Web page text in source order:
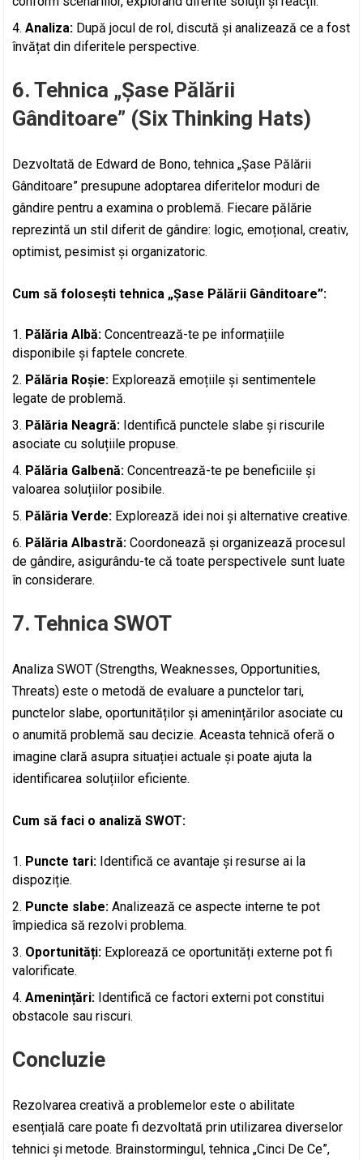
Analiza: După jocul de rol, discută și analizează ce a fost
învățat din diferitele perspective.
6. Tehnica „Șase Pălării
Gânditoare” (Six Thinking Hats)
Dezvoltată de Edward de Bono, tehnica „Șase Pălării
Gânditoare” presupune adoptarea diferitelor moduri de
gândire pentru a examina o problemă. Fiecare pălărie
reprezintă un stil diferit de gândire: logic, emoțional, creativ,
optimist, pesimist și organizatoric.
Cum să folosești tehnica „Șase Pălării Gânditoare”:
Pălăria Albă: Concentrează-te pe informațiile
disponibile și faptele concrete.
Pălăria Roșie: Explorează emoțiile și sentimentele
legate de problemă.
Pălăria Neagră: Identifică punctele slabe și riscurile
asociate cu soluțiile propuse.
Pălăria Galbenă: Concentrează-te pe beneficiile și
valoarea soluțiilor posibile.
Pălăria Verde: Explorează idei noi și alternative creative.
Pălăria Albastră: Coordonează și organizează procesul
de gândire, asigurându-te că toate perspectivele sunt luate
în considerare.
7. Tehnica SWOT
Analiza SWOT (Strengths, Weaknesses, Opportunities,
Threats) este o metodă de evaluare a punctelor tari,
punctelor slabe, oportunităților și amenințărilor asociate cu
o anumită problemă sau decizie. Aceasta tehnică oferă o
imagine clară asupra situației actuale și poate ajuta la
identificarea soluțiilor eficiente.
Cum să faci o analiză SWOT:
Puncte tari: Identifică ce avantaje și resurse ai la
dispoziție.
Puncte slabe: Analizează ce aspecte interne te pot
împiedica să rezolvi problema.
Oportunități: Explorează ce oportunități externe pot fi
valorificate.
Amenințări: Identifică ce factori externi pot constitui
obstacole sau riscuri.
Concluzie
Rezolvarea creativă a problemelor este o abilitate
esențială care poate fi dezvoltată prin utilizarea diverselor
tehnici și metode. Brainstormingul, tehnica „Cinci De Ce”,